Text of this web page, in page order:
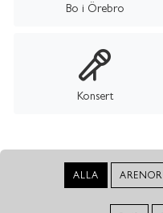
Bo i Örebro
Konsert
ALLA ARENOR